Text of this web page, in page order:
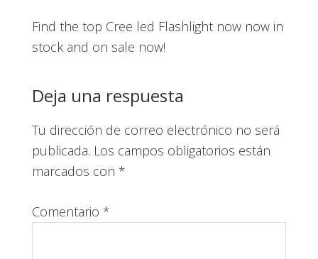
Find the top Cree led Flashlight now now in
stock and on sale now!
Deja una respuesta
Tu dirección de correo electrónico no será
publicada. Los campos obligatorios están
marcados con *
Comentario *